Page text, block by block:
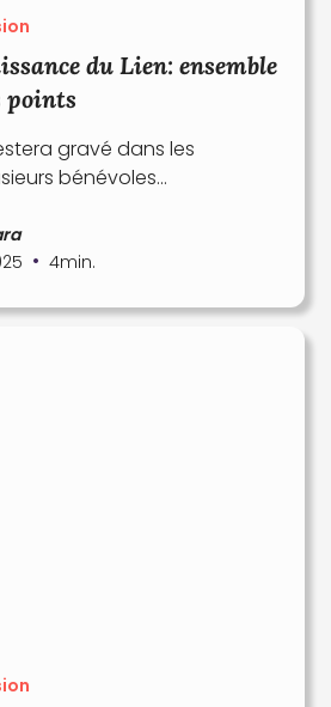
du Lien: ensemble
points
gravé dans les
bénévoles…
• 4min.